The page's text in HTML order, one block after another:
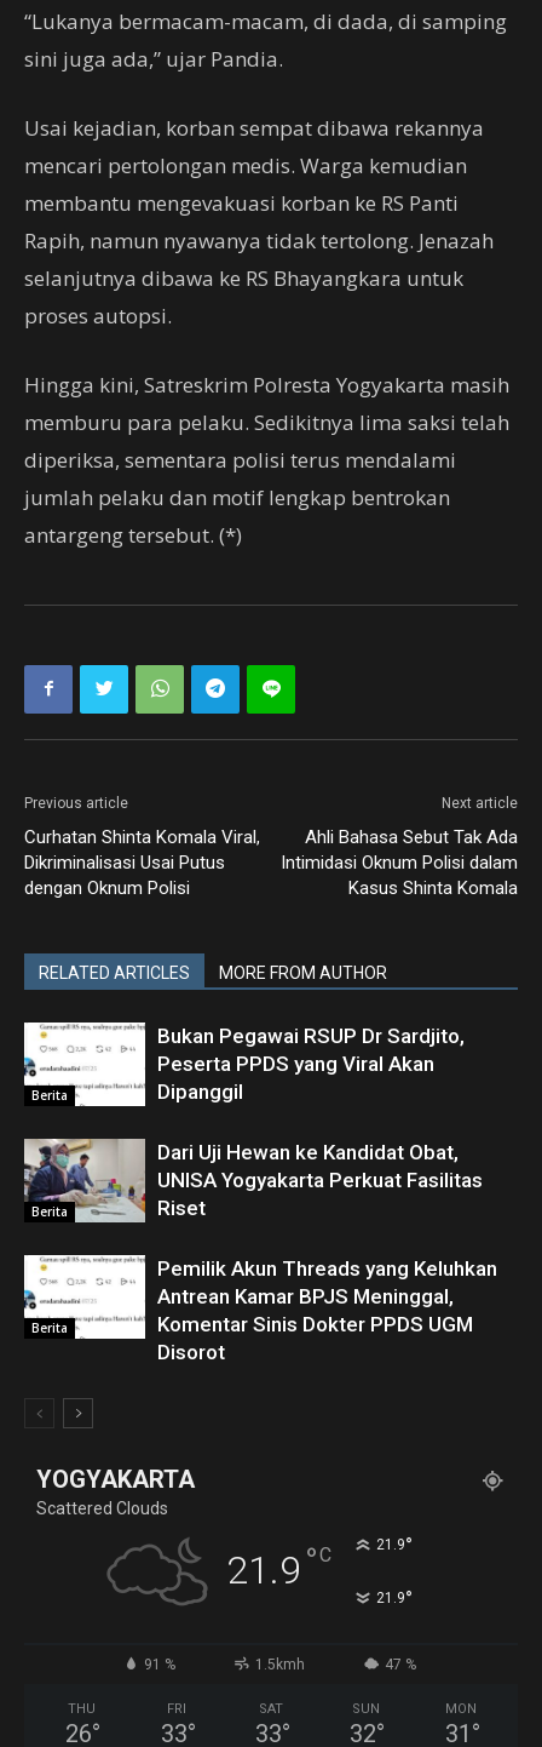
“Lukanya bermacam-macam, di dada, di samping
sini juga ada,” ujar Pandia.
Usai kejadian, korban sempat dibawa rekannya
mencari pertolongan medis. Warga kemudian
membantu mengevakuasi korban ke RS Panti
Rapih, namun nyawanya tidak tertolong. Jenazah
selanjutnya dibawa ke RS Bhayangkara untuk
proses autopsi.
Hingga kini, Satreskrim Polresta Yogyakarta masih
memburu para pelaku. Sedikitnya lima saksi telah
diperiksa, sementara polisi terus mendalami
jumlah pelaku dan motif lengkap bentrokan
antargeng tersebut. (*)
Previous article
Curhatan Shinta Komala Viral,
Dikriminalisasi Usai Putus
dengan Oknum Polisi
Next article
Ahli Bahasa Sebut Tak Ada
Intimidasi Oknum Polisi dalam
Kasus Shinta Komala
RELATED ARTICLES MORE FROM AUTHOR
Berita
Bukan Pegawai RSUP Dr Sardjito,
Peserta PPDS yang Viral Akan
Dipanggil
Berita
Dari Uji Hewan ke Kandidat Obat,
UNISA Yogyakarta Perkuat Fasilitas
Riset
Berita
Pemilik Akun Threads yang Keluhkan
Antrean Kamar BPJS Meninggal,
Komentar Sinis Dokter PPDS UGM
Disorot
YOGYAKARTA
Scattered Clouds
21.9 °C 21.9°
21.9°
91 % 1.5kmh 47 %
THU
26°
FRI
33°
SAT
33°
SUN
32°
MON
31 °